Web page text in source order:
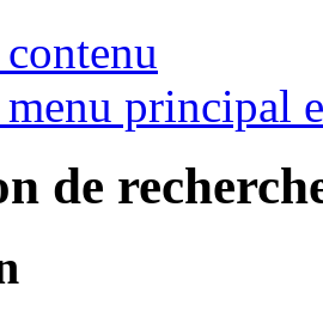
principal
de